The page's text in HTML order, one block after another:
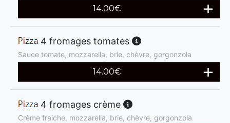
14.00€
4 fromages tomates
Sauce tomate, mozzarella, brie, chèvre, gorgonzola
14.00€
4 fromages crème
Crème fraiche, mozzarella, brie, chèvre, gorgonzola